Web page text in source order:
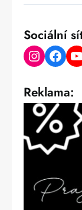
Sociální
Instagram Facebook YouTube
Reklama: